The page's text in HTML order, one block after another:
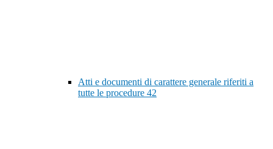
Atti e documenti di carattere generale riferiti a
tutte le procedure 42